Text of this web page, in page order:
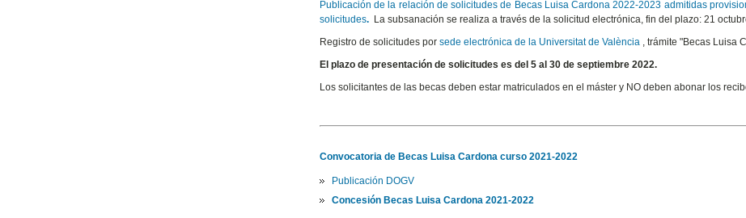
Publicación de la relación de solicitudes de Becas Luisa Cardona 2022-2023 admitidas
solicitudes.La subsanación se realiza a través de la solicitud electrónica, fin del plazo: 21
Registro de solicitudes por sede electrónica de la Universitat de València , trámite "Becas Luisa
El plazo de presentación de solicitudes es del 5 al 30 de septiembre 2022.
Los solicitantes de las becas deben estar matriculados en el máster y NO deben abonar los
Convocatoria de Becas Luisa Cardona curso 2021-2022
Publicación DOGV
Concesión Becas Luisa Cardona 2021-2022